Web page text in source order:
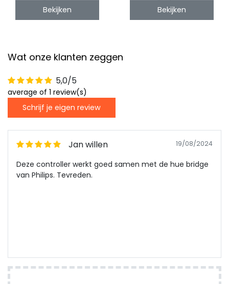
Bekijken Bekijken
Wat onze klanten zeggen
5,0/5
average of 1 review(s)
Schrijf je eigen review
Jan willen 19/08/2024
Deze controller werkt goed samen met de hue bridge
van Philips. Tevreden.